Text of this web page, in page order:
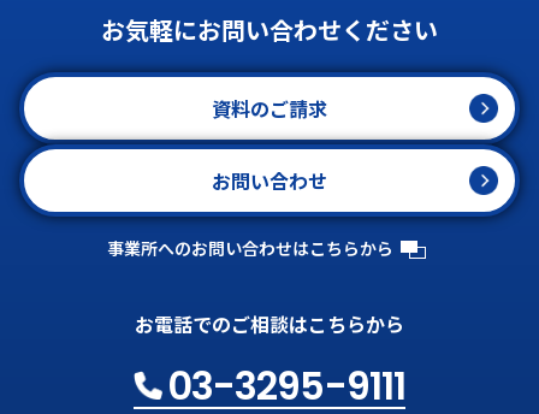
お気軽にお問い合わせください
資料のご請求
お問い合わせ
事業所へのお問い合わせはこちらから
お電話でのご相談はこちらから
03-3295-9111